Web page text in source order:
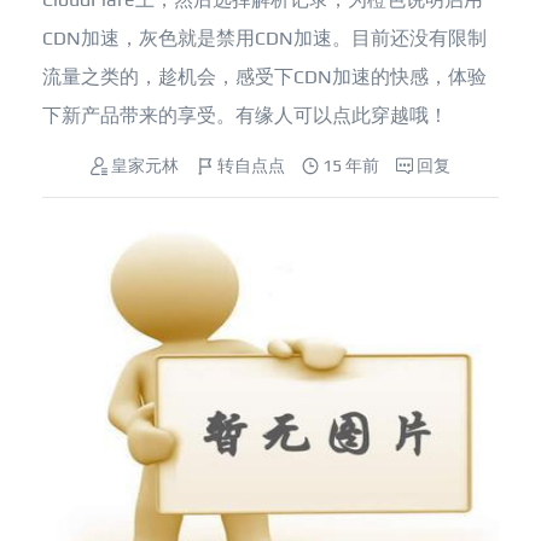
CDN加速，灰色就是禁用CDN加速。目前还没有限制
流量之类的，趁机会，感受下CDN加速的快感，体验
下新产品带来的享受。有缘人可以点此穿越哦！
皇家元林 转自点点 15 年前 回复